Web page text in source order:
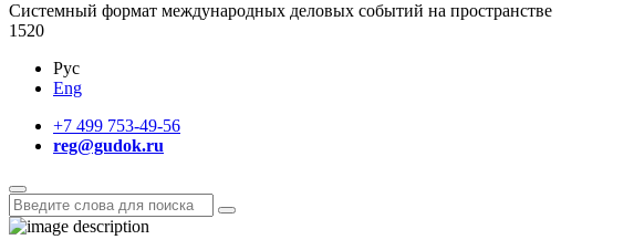
Cистемный формат международных деловых событий на пространстве
1520
Рус
Eng
+7 499 753-49-56
reg@gudok.ru